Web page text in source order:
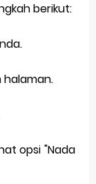
berikut:
halaman.
opsi "Nada